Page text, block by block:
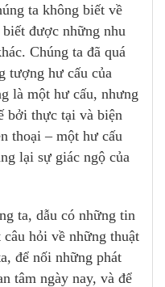
ta không biết về
được những nhu
Chúng ta đã quá
tượng hư cấu của
là một hư cấu, nhưng
bởi thực tại và biện
thoại – một hư cấu
lại sự giác ngộ của
ta, dẫu có những tin
hỏi về những thuật
để nối những phát
tâm ngày nay, và để